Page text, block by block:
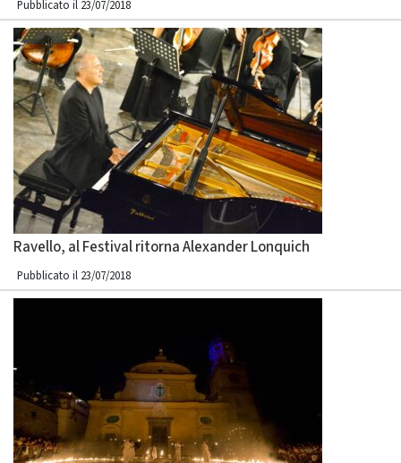
Pubblicato il 23/07/2018
Ravello, al Festival ritorna Alexander Lonquich
Pubblicato il 23/07/2018